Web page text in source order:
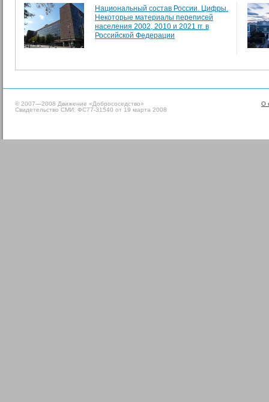
Национальный состав России. Цифры.
Некоторые материалы переписей
населения 2002, 2010 и 2021 гг. в
Российской Федерации
О
© 2007—2008 Движение «Добрососедство»
Свидетельство СМИ: ФС77-31540 от 19 марта 2008